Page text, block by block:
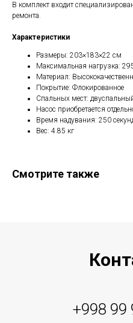
В комплект входит
ремонта.
Характеристики
Размеры: 203×183×22 см
Максимальная нагрузка:
Материал:
Покрытие: Флокированное
Спальных мест:
Насос приобретается
Время надувания: 250
Вес: 4.85 кг
Смотрите также
+998 99